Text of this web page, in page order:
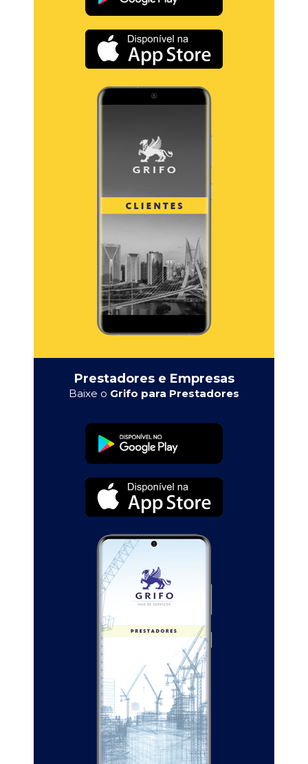
Prestadores e Empresas
Baixe o Grifo para Prestadores